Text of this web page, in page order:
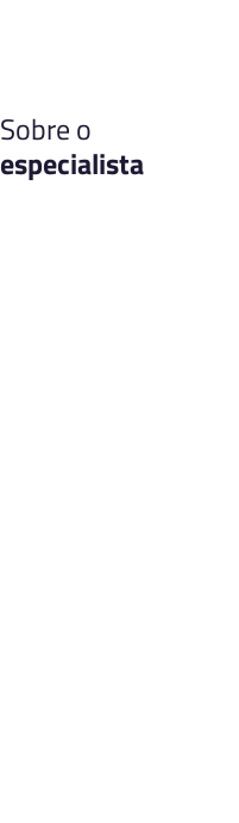
Sobre o
especialista